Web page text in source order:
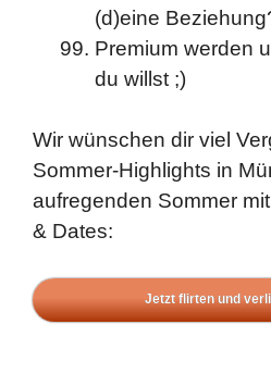
(d)eine
Premium werden
du willst ;)
Wir wünschen dir viel
Sommer-Highlights in
aufregenden Sommer
& Dates:
Jetzt flirten und